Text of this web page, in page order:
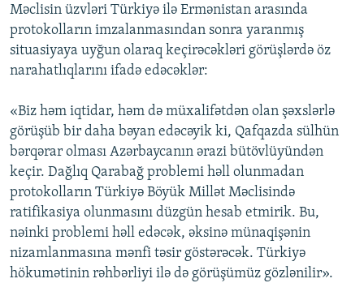
Məclisin üzvləri Türkiyə ilə Ermənistan arasında
protokolların imzalanmasından sonra yaranmış
situasiyaya uyğun olaraq keçirəcəkləri görüşlərdə öz
narahatlıqlarını ifadə edəcəklər:
«Biz həm iqtidar, həm də müxalifətdən olan şəxslərlə
görüşüb bir daha bəyan edəcəyik ki, Qafqazda sülhün
bərqərar olması Azərbaycanın ərazi bütövlüyündən
keçir. Dağlıq Qarabağ problemi həll olunmadan
protokolların Türkiyə Böyük Millət Məclisində
ratifikasiya olunmasını düzgün hesab etmirik. Bu,
nəinki problemi həll edəcək, əksinə münaqişənin
nizamlanmasına mənfi təsir göstərəcək. Türkiyə
hökumətinin rəhbərliyi ilə də görüşümüz gözlənilir».